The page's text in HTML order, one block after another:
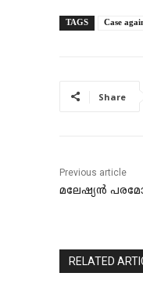
TAGS Case
Share
Previous article
മലേഷ്യൻ
RELATED